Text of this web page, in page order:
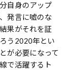
自身のアップ
発言に嘘のな
果がそれを証
う2020年とい
が必要になって
で活躍するト